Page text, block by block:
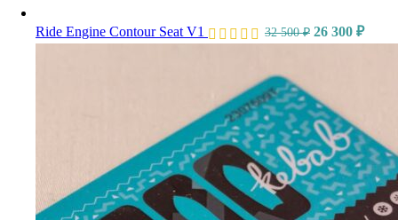
Ride Engine Contour Seat V1 32 500₽ 26 300 ₽